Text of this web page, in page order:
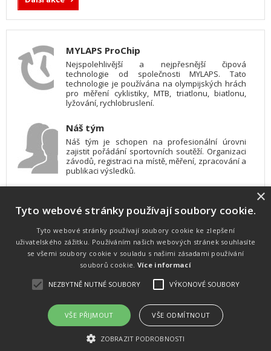
MYLAPS ProChip
Nejspolehlivější a nejpřesnější čipová
technologie od společnosti MYLAPS. Tato
technologie je používána na olympijských hrách
pro měření cyklistiky, MTB, triatlonu, biatlonu,
lyžování, rychlobruslení.
Náš tým
Náš tým je schopen na profesionální úrovni
zajistit pořádání sportovních soutěží. Organizaci
závodů, registraci na místě, měření, zpracování a
publikaci výsledků.
Pro měření, zpracování a publikaci výsledků
používáme software vyvinutý na zakázku. Lze
online publikovat výsledky komentátorovi na
obrazovky a s nepatrným zpožděním na
webových stránkách.
souhlasu zakázáno.
Zabýváme se časomírou, výsledkovým servisem na různých malých i velkých sportovních
akcích a také přímo pořádáním sportovních akcí.
×
Tyto webové stránky používají soubory cookie.
Tyto webové stránky používají soubory cookie ke zlepšení
uživatelského zážitku. Používáním našich webových stránek souhlasíte
se všemi soubory cookie v souladu s našimi zásadami používání
souborů cookie. Více informací
NEZBYTNĚ NUTNÉ SOUBORY VÝKONOVÉ SOUBORY
VŠE PŘIJMOUT VŠE ODMÍTNOUT
ZOBRAZIT PODROBNOSTI